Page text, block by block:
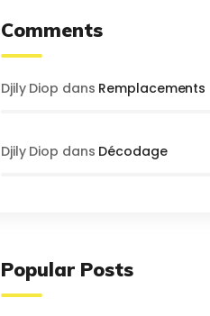
Comments
Djily Diop dans Remplacements
Djily Diop dans Décodage
Popular Posts